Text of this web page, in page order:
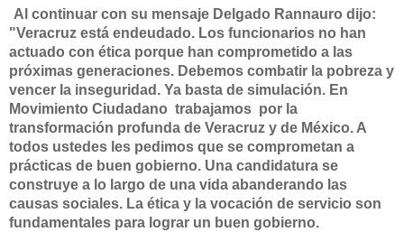
Al continuar con su mensaje Delgado Rannauro dijo:
"Veracruz está endeudado. Los funcionarios no han
actuado con ética porque han comprometido a las
próximas generaciones. Debemos combatir la pobreza y
vencer la inseguridad. Ya basta de simulación. En
Movimiento Ciudadano trabajamos por la
transformación profunda de Veracruz y de México. A
todos ustedes les pedimos que se comprometan a
prácticas de buen gobierno. Una candidatura se
construye a lo largo de una vida abanderando las
causas sociales. La ética y la vocación de servicio son
fundamentales para lograr un buen gobierno.